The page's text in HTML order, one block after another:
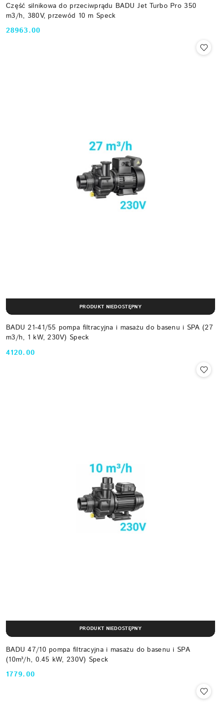
Część silnikowa do przeciwprądu BADU Jet Turbo Pro 350
m3/h, 380V, przewód 10 m Speck
Cena:
28963.00
BADU 21-41/55 pompa filtracyjna i masażu do basenu i SPA (27
m3/h, 1 kW, 230V) Speck
Cena:
4120.00
PRODUKT NIEDOSTĘPNY
BADU 47/10 pompa filtracyjna i masażu do basenu i SPA
(10m³/h, 0.45 kW, 230V) Speck
Cena:
1779.00
PRODUKT NIEDOSTĘPNY